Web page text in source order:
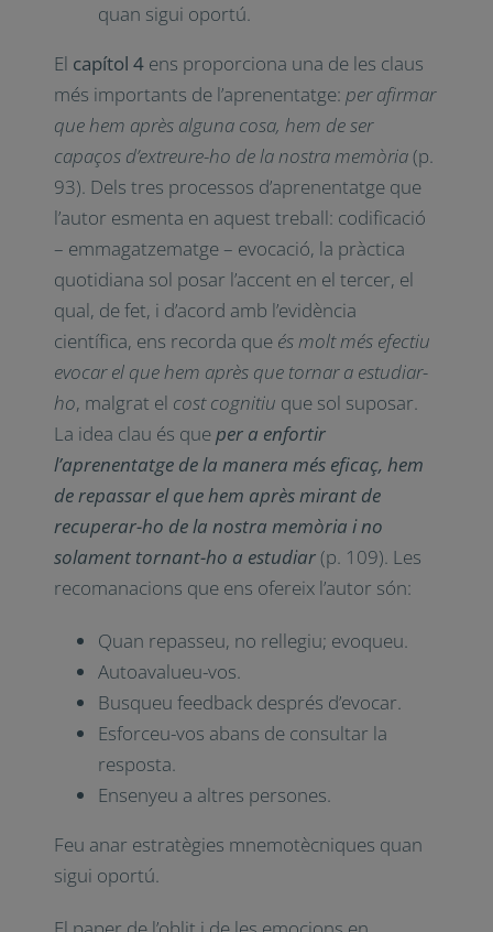
quan sigui oportú.
El capítol 4 ens proporciona una de les claus
més importants de l’aprenentatge:per afirmar
que hem après alguna cosa, hem de ser
capaços d’extreure-ho de la nostra memòria(p.
93). Dels tres processos d’aprenentatge que
l’autor esmenta en aquest treball: codificació
– emmagatzematge – evocació, la pràctica
quotidiana sol posar l’accent en el tercer, el
qual, de fet, i d’acord amb l’evidència
científica, ens recorda que és molt més efectiu
evocar el que hem après que tornar a estudiar-
ho, malgrat el cost cognitiu que sol suposar.
La idea clau és queper a enfortir
l’aprenentatge de la manera més eficaç, hem
de repassar el que hem après mirant de
recuperar-ho de la nostra memòria i no
solament tornant-ho a estudiar(p. 109). Les
recomanacions que ens ofereix l’autor són:
Quan repasseu, no rellegiu; evoqueu.
Autoavalueu-vos.
Busqueu feedback després d’evocar.
Esforceu-vos abans de consultar la
resposta.
Ensenyeu a altres persones.
Feu anar estratègies mnemotècniques quan
sigui oportú.